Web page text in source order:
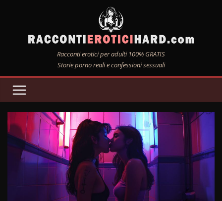
contenuto
Racconti erotici per adulti 100% GRATIS